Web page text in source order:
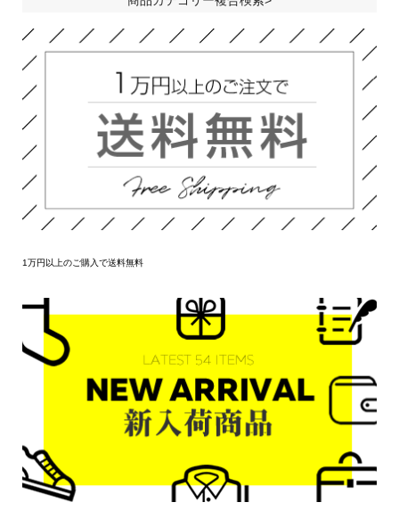
1万円以上のご購入で送料無料